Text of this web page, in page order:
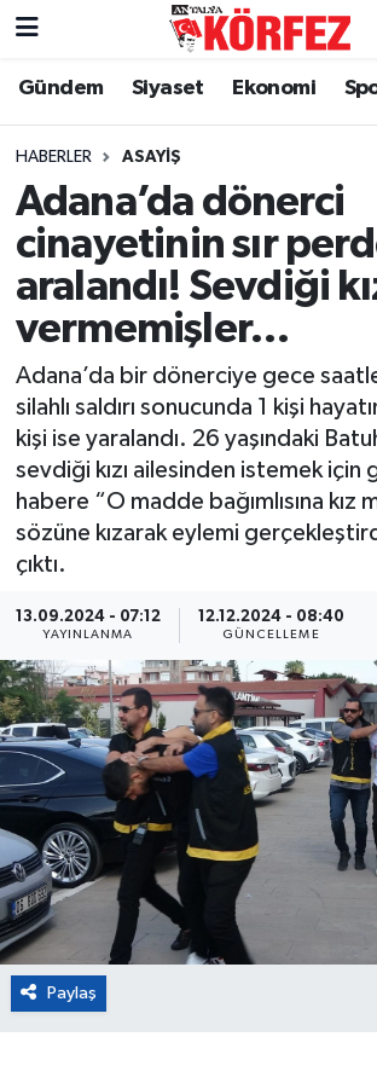
Gündem Siyaset Ekonomi
HABERLER ASAYIŞ
Adana’da dönerci
cinayetinin sır
aralandı! Sevdiği
vermemişler…
Adana’da bir dönerciye gece
silahlı saldırı sonucunda 1 kişi
kişi ise yaralandı. 26 yaşındaki
sevdiği kızı ailesinden istemek için
habere “O madde bağımlısına kız
sözüne kızarak eylemi
çıktı.
13.09.2024 - 07:12
YAYINLANMA
12.12.2024 - 08:40
GÜNCELLEME
Paylaş
Gündem
Siyaset
Yerel Yönetim
Ekonomi
Spor
Yaşam
Asayiş
Dünya
Magazin
Turizm
Çevre
Kültür ve Sanat
Sivil Toplum
Tarım
Nöbetçi Eczaneler
Hava Durumu
Trafik Durumu
Süper Lig Puan Durumu ve
Tüm Manşetler
Son Dakika Haberleri
Haber Arşivi